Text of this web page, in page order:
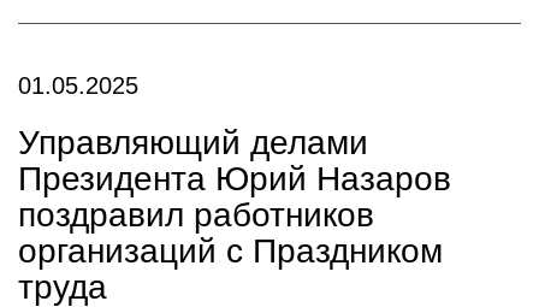
01.05.2025
Управляющий делами
Президента Юрий Назаров
поздравил работников
организаций с Праздником
труда